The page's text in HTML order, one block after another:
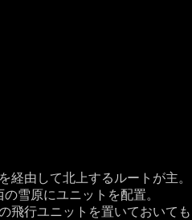
経由して北上するルートが主。
雪原にユニットを配置。
行ユニットを置いておいても